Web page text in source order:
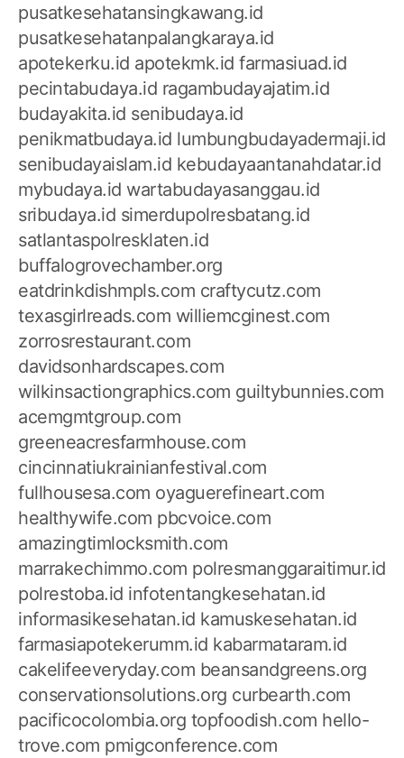
pusatkesehatansingkawang.id
pusatkesehatanpalangkaraya.id
apotekerku.id apotekmk.id farmasiuad.id
pecintabudaya.id ragambudayajatim.id
budayakita.id senibudaya.id
penikmatbudaya.id lumbungbudayadermaji.id
senibudayaislam.id kebudayaantanahdatar.id
mybudaya.id wartabudayasanggau.id
sribudaya.id simerdupolresbatang.id
satlantaspolresklaten.id
buffalogrovechamber.org
eatdrinkdishmpls.com craftycutz.com
texasgirlreads.com williemcginest.com
zorrosrestaurant.com
davidsonhardscapes.com
wilkinsactiongraphics.com guiltybunnies.com
acemgmtgroup.com
greeneacresfarmhouse.com
cincinnatiukrainianfestival.com
fullhousesa.com oyaguerefineart.com
healthywife.com pbcvoice.com
amazingtimlocksmith.com
marrakechimmo.com polresmanggaraitimur.id
polrestoba.id infotentangkesehatan.id
informasikesehatan.id kamuskesehatan.id
farmasiapotekerumm.id kabarmataram.id
cakelifeeveryday.com beansandgreens.org
conservationsolutions.org curbearth.com
pacificocolombia.org topfoodish.com hello-
trove.com pmigconference.com